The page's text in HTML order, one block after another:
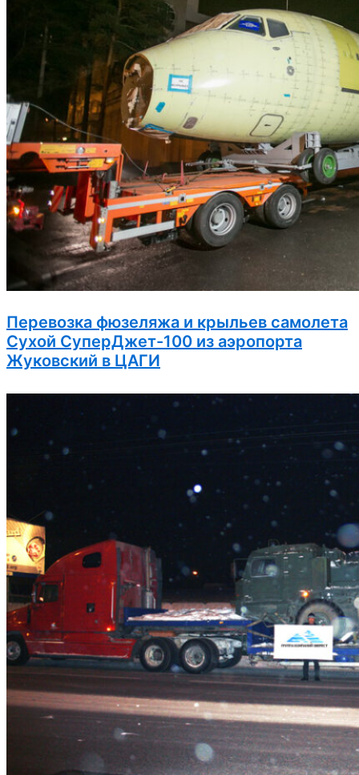
Перевозка фюзеляжа и крыльев самолета
Сухой СуперДжет-100 из аэропорта
Жуковский в ЦАГИ